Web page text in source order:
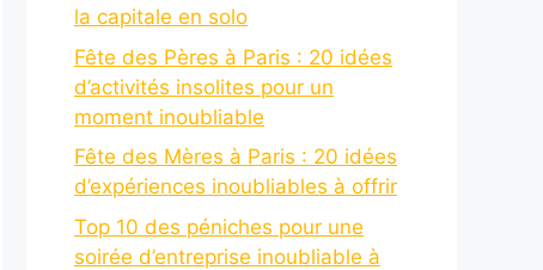
la capitale en solo
Fête des Pères à Paris : 20 idées
d’activités insolites pour un
moment inoubliable
Fête des Mères à Paris : 20 idées
d’expériences inoubliables à offrir
Top 10 des péniches pour une
soirée d’entreprise inoubliable à